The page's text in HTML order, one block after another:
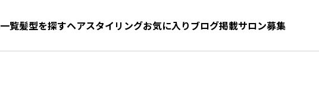
覧髪型を探すヘアスタイリングお気に入りブログ掲載サロン募集
お気に入り 髪型をさがす